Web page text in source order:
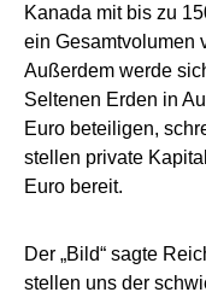
Kanada mit bis zu
ein Gesamtvolumen
Außerdem werde
Seltenen Erden in
Euro beteiligen,
stellen private
Euro bereit.
Der „Bild“ sagte
stellen uns der